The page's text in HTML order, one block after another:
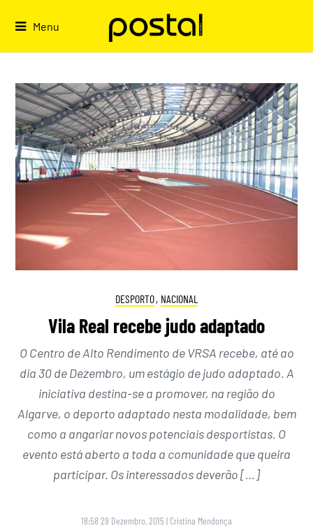
Menu
DESPORTO, NACIONAL
Vila Real recebe judo adaptado
O Centro de Alto Rendimento de VRSA recebe, até ao
dia 30 de Dezembro, um estágio de judo adaptado. A
iniciativa destina-se a promover, na região do
Algarve, o deporto adaptado nesta modalidade, bem
como a angariar novos potenciais desportistas. O
evento está aberto a toda a comunidade que queira
participar. Os interessados deverão […]
18:58 29 Dezembro, 2015 | Cristina Mendonça